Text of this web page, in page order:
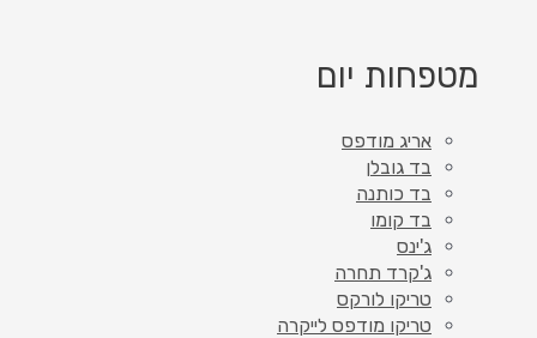
מטפחות יום
אריג מודפס
בד גובלן
בד כותנה
בד קומו
ג'ינס
ג'קרד תחרה
טריקו לורקס
טריקו מודפס לייקרה